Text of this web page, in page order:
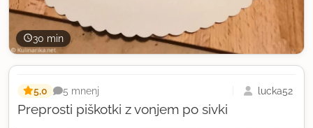
30 min
Preprosti piškotki z vonjem po sivki
5,0 5 mnenj lucka52